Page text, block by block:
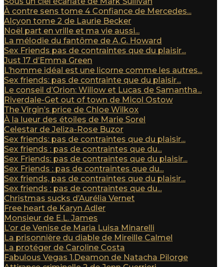
À contre sens tome 4 Confiance de Mercedes...
Alcyon tome 2 de Laurie Becker
Noël part en vrille et ma vie aussi...
La mélodie du fantôme de A.G. Howard
Sex Friends pas de contraintes que du plaisir...
Just 17 d’Emma Green
L’homme idéal est une licorne comme les autres...
Sex friends: pas de contrainte que du plaisir...
Le conseil d’Orion: Willow et Lucas de Samantha...
Riverdale-Get out of town de Micol Ostow
The Virgin’s price de Chloe Wilkox
À la lueur des étoiles de Marie Sorel
Celestar de Jeliza-Rose Buzor
Sex friends: pas de contraintes que du plaisir...
Sex friends : pas de contraintes que du...
Sex Friends: pas de contraintes que du plaisir...
Sex Friends : pas de contraintes que du...
Sex friends, pas de contraintes que du plaisir...
Sex friends : pas de contraintes que du...
Christmas sucks d’Aurélia Vernet
Free heart de Karyn Adler
Monsieur de E.L. James
L’or de Venise de Maria Luisa Minarelli
La prisonnière du diable de Mireille Calmel
La protéger de Caroline Costa
Fabulous Vegas 1.Deamon de Natacha Pilorge